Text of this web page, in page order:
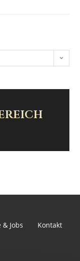
Jobs Kontakt